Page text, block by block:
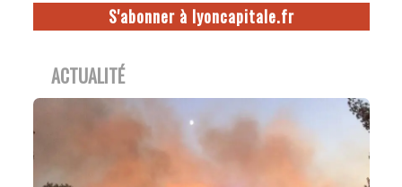
S'abonner à lyoncapitale.fr
ACTUALITÉ